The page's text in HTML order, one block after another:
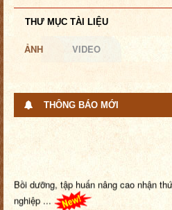
THƯ MỤC TÀI LIỆU
ẢNH VIDEO
THÔNG BÁO MỚI
Bồi dưỡng, tập huấn nâng cao nhận
nghiệp ...